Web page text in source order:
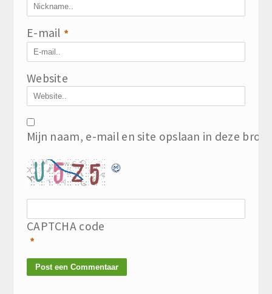
E-mail *
Website
Mijn naam, e-mail en site opslaan in deze
CAPTCHA code
*